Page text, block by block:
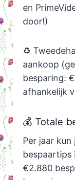
en
door!)
♻️
aankoop
besparing:
afhankelijk
💰 Totale
Per jaar
bespaartips
€2.880